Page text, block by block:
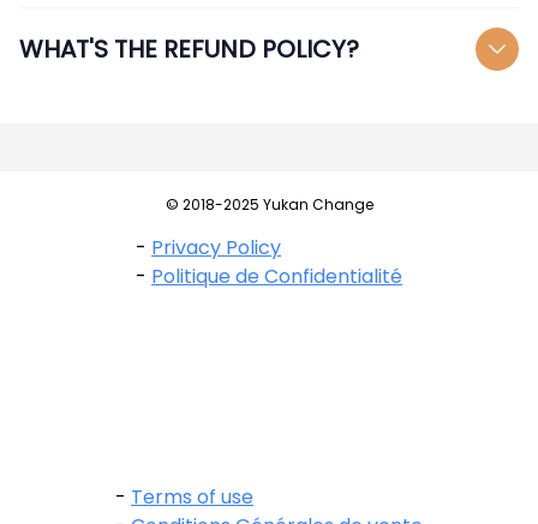
WHAT'S THE REFUND POLICY?
© 2018-2025 Yukan Change
- Privacy Policy
- Politique de Confidentialité
- Terms of use